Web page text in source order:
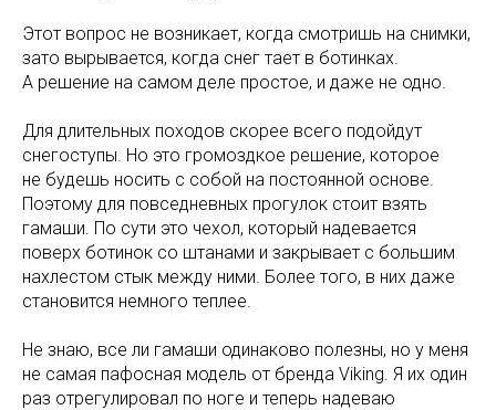
Этот вопрос не возникает, когда смотришь на снимки,
зато вырывается, когда снег тает в ботинках.
А решение на самом деле простое, и даже не одно.
Для длительных походов скорее всего подойдут
снегоступы. Но это громоздкое решение, которое
не будешь носить с собой на постоянной основе.
Поэтому для повседневных прогулок стоит взять
гамаши. По сути это чехол, который надевается
поверх ботинок со штанами и закрывает с большим
нахлестом стык между ними. Более того, в них даже
становится немного теплее.
Не знаю, все ли гамаши одинаково полезны, но у меня
не самая пафосная модель от бренда Viking. Я их один
раз отрегулировал по ноге и теперь надеваю